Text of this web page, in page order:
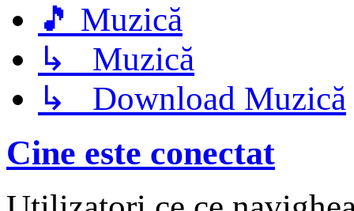
🎵 Muzică
↳ Muzică
↳ Download Muzică
Cine este conectat